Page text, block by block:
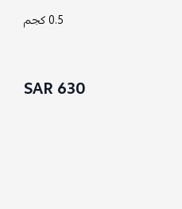
0.5 كجم
630 SAR